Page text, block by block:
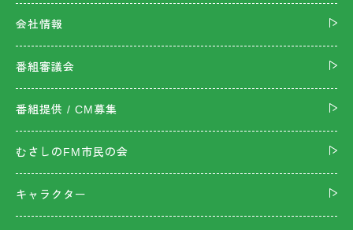
会社情報
番組審議会
番組提供 / CM募集
むさしのFM市民の会
キャラクター